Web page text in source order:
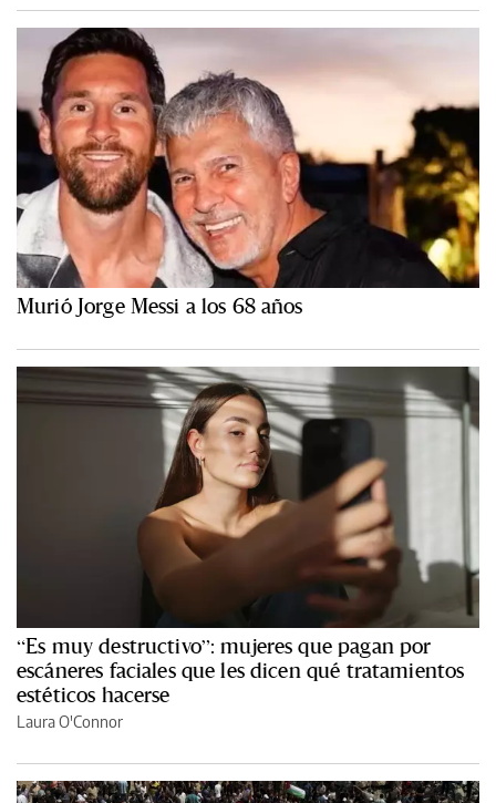
Murió Jorge Messi a los 68 años
“Es muy destructivo”: mujeres que pagan por
escáneres faciales que les dicen qué tratamientos
estéticos hacerse
Laura O'Connor